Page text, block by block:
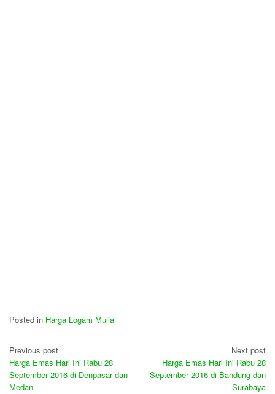
Posted in Harga Logam Mulia
Post
navigation
Previous post
Harga Emas Hari Ini Rabu 28
September 2016 di Denpasar dan
Medan
Next post
Harga Emas Hari Ini Rabu 28
September 2016 di Bandung dan
Surabaya